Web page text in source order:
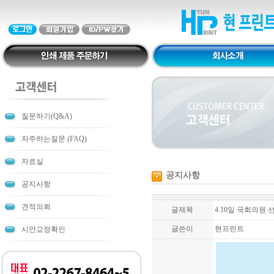
질문하기(Q&A)
자주하는질문 (FAQ)
자료실
공지사항
견적의뢰
시안교정확인
공지사항
글제목 4.10일 국회의원
글쓴이 현프린트